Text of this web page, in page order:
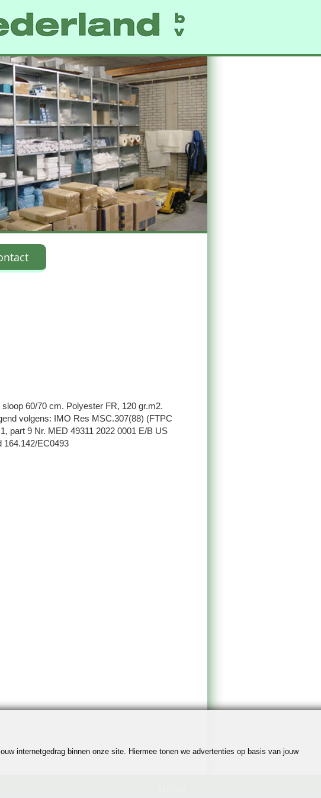
sloop 60/70 cm. Polyester FR, 120 gr.m2.
volgens: IMO Res MSC.307(88) (FTPC
part 9 Nr. MED 49311 2022 0001 E/B US
164.142/EC0493
internetgedrag binnen onze site. Hiermee tonen we advertenties op basis van jouw